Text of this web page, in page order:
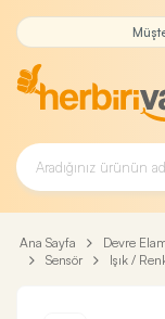
Ana Sayfa Devre
Sensör
Işık /